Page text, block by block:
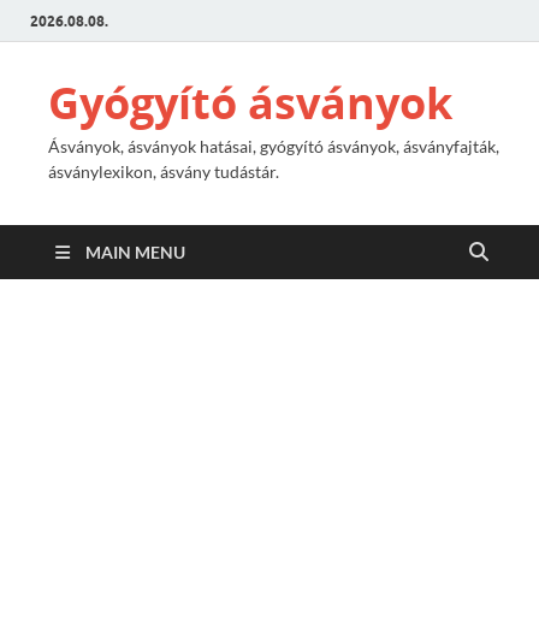
2026.08.08.
Gyógyító ásványok
Ásványok, ásványok hatásai, gyógyító ásványok, ásványfajták,
ásványlexikon, ásvány tudástár.
MAIN MENU